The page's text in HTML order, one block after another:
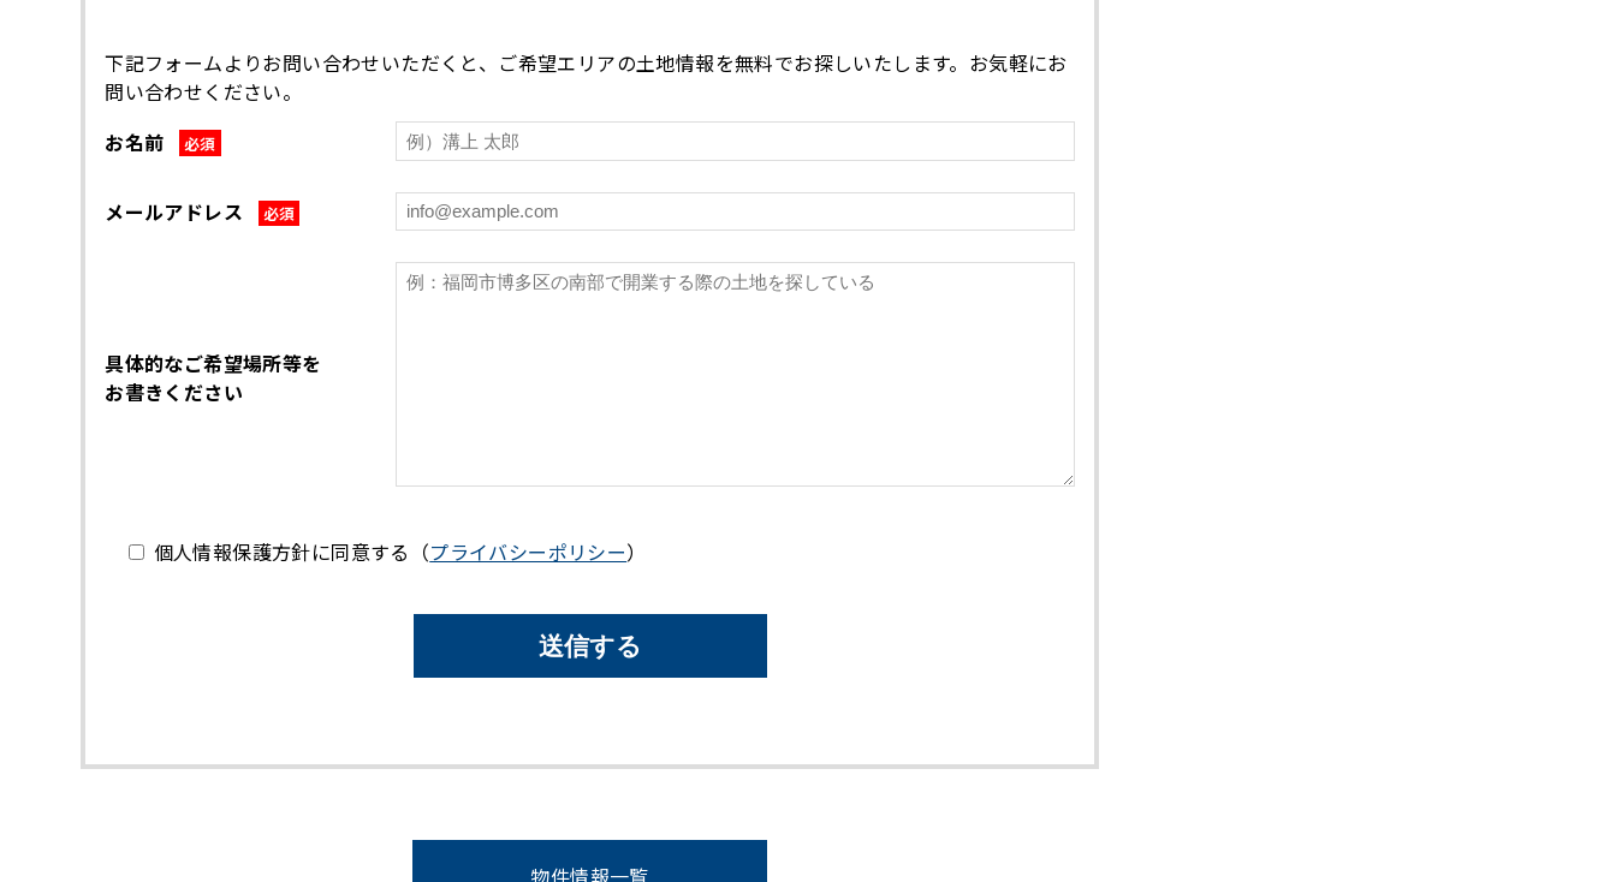
下記フォームよりお問い合わせいただくと、ご希望エリアの土地情報を無料でお探しいたします。お気軽にお
問い合わせください。
お名前
必須
メールアドレス 必須
具体的なご希望場所等を
お書きください
個人情報保護方針に同意する （プライバシーポリシー）
物件情報一覧